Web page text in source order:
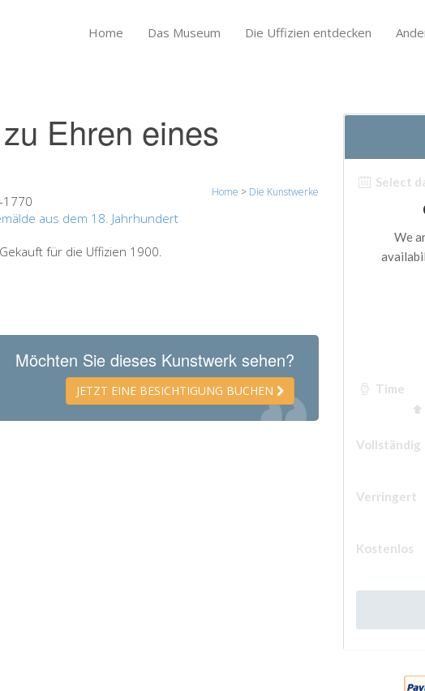
Home Das Museum Die Uffizien entdecken
Ehren eines
Home > Die Kunstwerke
1770
aus dem 18. Jahrhundert
für die Uffizien 1900.
Möchten Sie dieses Kunstwerk sehen?
JETZT EINE BESICHTIGUNG BUCHEN